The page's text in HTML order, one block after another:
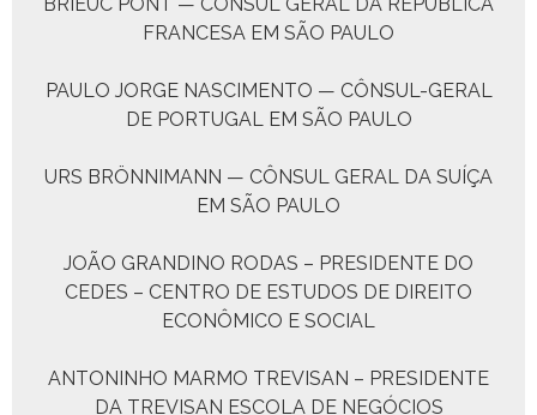
FRANCESA EM SÃO PAULO
PAULO JORGE NASCIMENTO — CÔNSUL-GERAL
DE PORTUGAL EM SÃO PAULO
URS BRÖNNIMANN — CÔNSUL GERAL DA SUÍÇA
EM SÃO PAULO
JOÃO GRANDINO RODAS – PRESIDENTE DO
CEDES – CENTRO DE ESTUDOS DE DIREITO
ECONÔMICO E SOCIAL
ANTONINHO MARMO TREVISAN – PRESIDENTE
DA TREVISAN ESCOLA DE NEGÓCIOS